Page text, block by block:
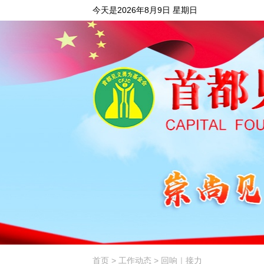
今天是2026年8月9日 星期日
首页 > 工作动态 > 回响｜接力